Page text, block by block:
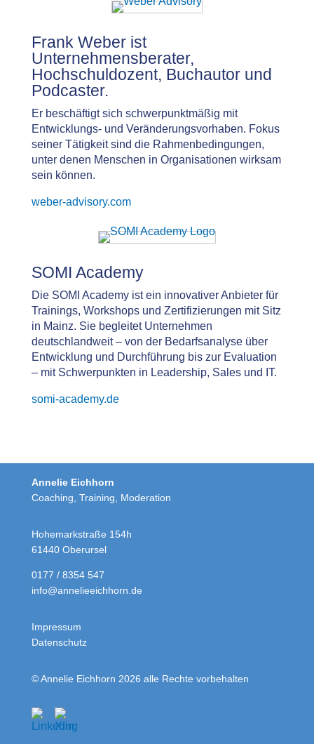
Frank Weber ist
Unternehmensberater,
Hochschuldozent, Buchautor und
Podcaster.
Er beschäftigt sich schwerpunktmäßig mit
Entwicklungs- und Veränderungsvorhaben. Fokus
seiner Tätigkeit sind die Rahmenbedingungen,
unter denen Menschen in Organisationen wirksam
sein können.
weber-advisory.com
SOMI Academy
Die SOMI Academy ist ein innovativer Anbieter für
Trainings, Workshops und Zertifizierungen mit Sitz
in Mainz. Sie begleitet Unternehmen
deutschlandweit – von der Bedarfsanalyse über
Entwicklung und Durchführung bis zur Evaluation
– mit Schwerpunkten in Leadership, Sales und IT.
somi-academy.de
Annelie Eichhorn
Coaching, Training, Moderation
Hohemarkstraße 154h
61440 Oberursel
0177 / 8354 547
info@annelieeichhorn.de
Impressum
Datenschutz
© Annelie Eichhorn 2026 alle Rechte vorbehalten